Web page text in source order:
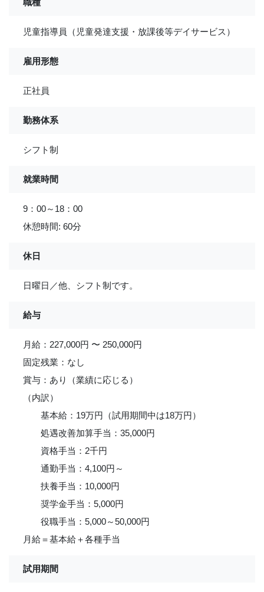
児童指導員（児童発達支援・放課後等デイサービス）
雇用形態
正社員
勤務体系
シフト制
就業時間
9：00～18：00
休憩時間: 60分
休日
日曜日／他、シフト制です。
給与
月給：227,000円 〜 250,000円
固定残業：なし
賞与：あり（業績に応じる）
（内訳）
基本給：19万円（試用期間中は18万円）
処遇改善加算手当：35,000円
資格手当：2千円
通勤手当：4,100円～
扶養手当：10,000円
奨学金手当：5,000円
役職手当：5,000～50,000円
月給＝基本給＋各種手当
試用期間